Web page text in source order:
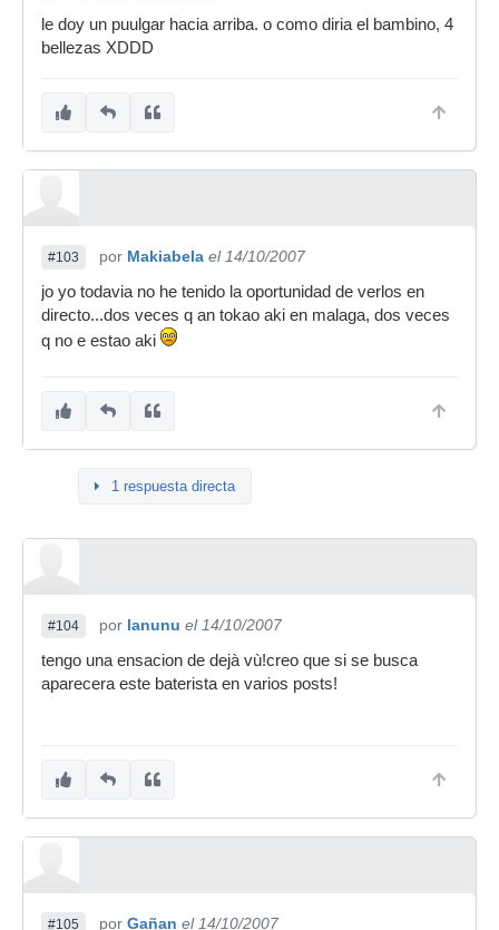
le doy un puulgar hacia arriba. o como diria el bambino, 4
bellezas XDDD
#103 por Makiabela el 14/10/2007
jo yo todavia no he tenido la oportunidad de verlos en
directo...dos veces q an tokao aki en malaga, dos veces
q no e estao aki
1 respuesta directa
#104 por lanunu el 14/10/2007
tengo una ensacion de dejà vù!creo que si se busca
aparecera este baterista en varios posts!
#105 por Gañan el 14/10/2007